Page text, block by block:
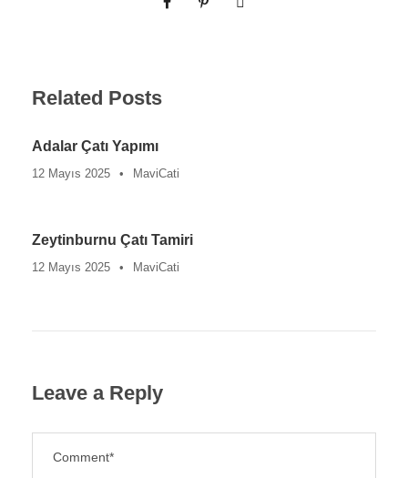
Related Posts
Adalar Çatı Yapımı
12 Mayıs 2025 • MaviCati
Zeytinburnu Çatı Tamiri
12 Mayıs 2025 • MaviCati
Leave a Reply